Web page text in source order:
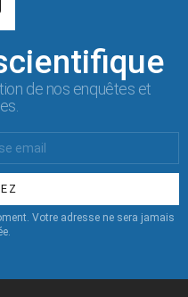
de nos enquêtes et
Votre adresse ne sera jamais